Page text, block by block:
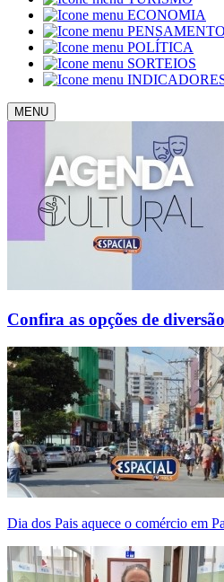
ECONOMIA
POLÍTICA
SORTEIOS
MENU
Confira as opções de
Dia dos Pais aquece o comércio em